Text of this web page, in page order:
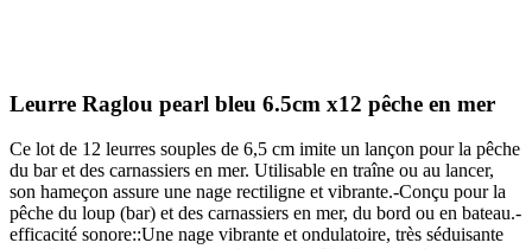
Leurre Raglou pearl bleu 6.5cm x12 pêche en mer
Ce lot de 12 leurres souples de 6,5 cm imite un lançon pour la pêche
du bar et des carnassiers en mer. Utilisable en traîne ou au lancer,
son hameçon assure une nage rectiligne et vibrante.-Conçu pour la
pêche du loup (bar) et des carnassiers en mer, du bord ou en bateau.-
efficacité sonore::Une nage vibrante et ondulatoire, très séduisante